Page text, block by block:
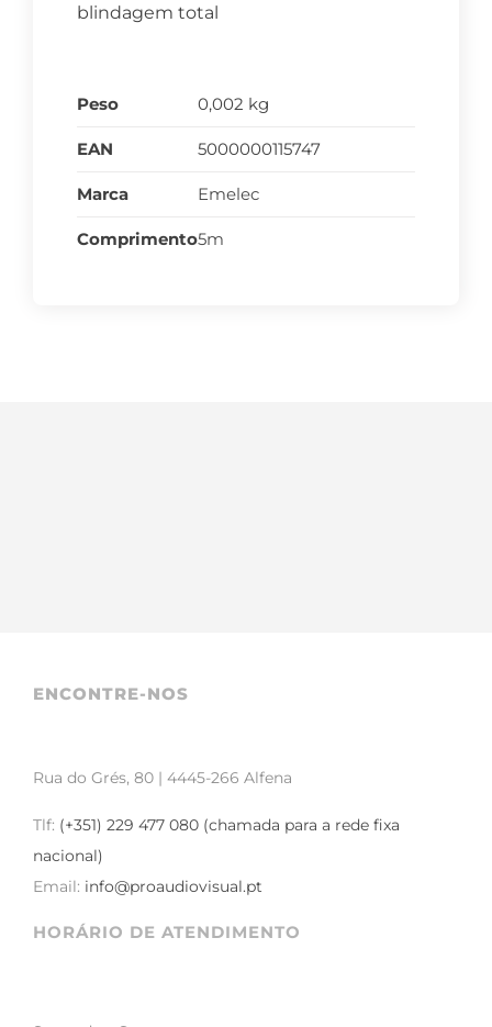
blindagem total
Peso 0,002 kg
EAN 5000000115747
Marca Emelec
Comprimento5m
ENCONTRE-NOS
Rua do Grés, 80 | 4445-266 Alfena
Tlf: (+351) 229 477 080 (chamada para a rede fixa
nacional)
Email: info@proaudiovisual.pt
HORÁRIO DE ATENDIMENTO